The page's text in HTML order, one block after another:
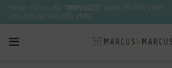
Nhập mã ưu đãi " MMV2023 " giảm 35.000 VNĐ
cho đơn từ 380.000 VNĐ